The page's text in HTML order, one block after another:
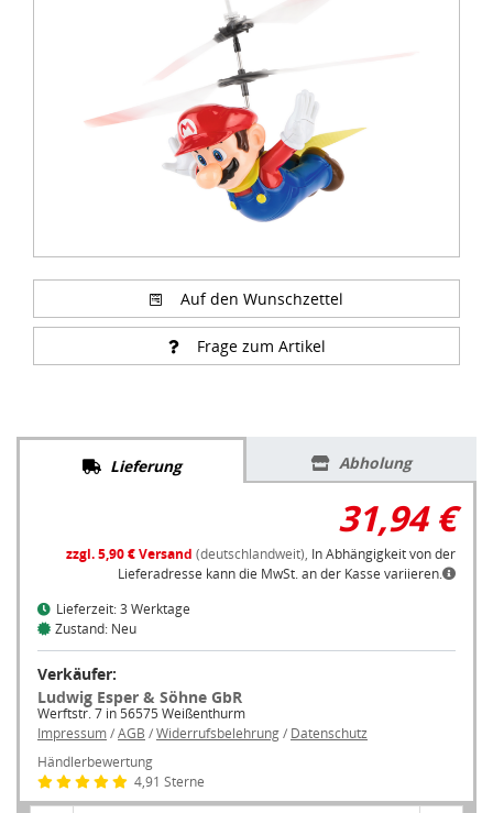
Auf den Wunschzettel
Frage zum Artikel
Lieferung Abholung
31,94 €
zzgl. 5,90 € Versand (deutschlandweit), In Abhängigkeit von der
Lieferadresse kann die MwSt. an der Kasse variieren.
Lieferzeit: 3 Werktage
Zustand: Neu
Verkäufer:
Ludwig Esper & Söhne GbR
Werftstr. 7 in 56575 Weißenthurm
Impressum/AGB /Widerrufsbelehrung/ Datenschutz
Händlerbewertung
4,91 Sterne